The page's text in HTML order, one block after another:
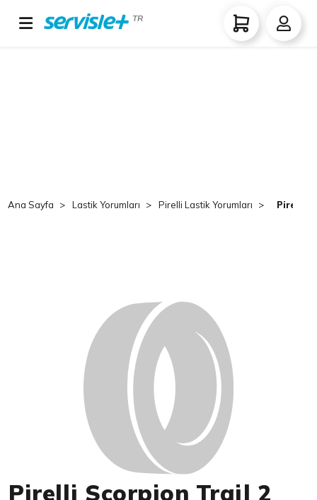
TR
Ana Sayfa Lastik Yorumları Pirelli Lastik Yorumları Pirelli
Pirelli Scorpion Trail 2